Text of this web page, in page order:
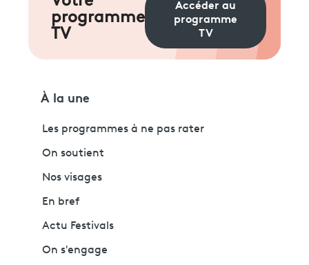
programme
TV
Accéder au
programme
TV
À la une
Les programmes à ne pas rater
On soutient
Nos visages
En bref
Actu Festivals
On s'engage